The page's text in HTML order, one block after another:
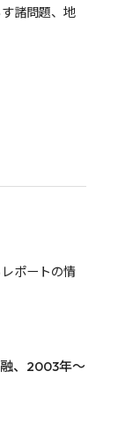
諸問題、地
ポートの情
、2003年～